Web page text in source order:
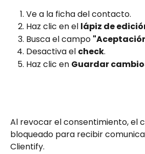
Ve a la ficha del contacto.
Haz clic en el lápiz de
Busca el campo
Desactiva el check.
Haz clic en Guardar
Al revocar el consentimiento, el
bloqueado para recibir
Clientify.